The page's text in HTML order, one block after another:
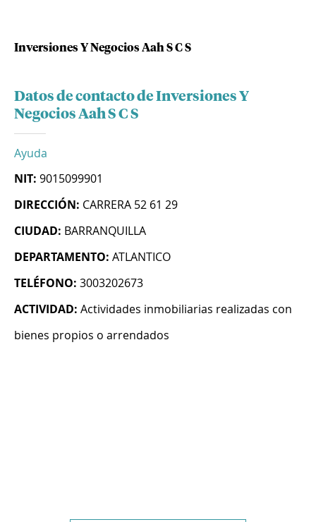
Inversiones Y Negocios Aah S C S
Datos de contacto de Inversiones Y
Negocios Aah S C S
Ayuda
NIT: 9015099901
DIRECCIÓN: CARRERA 52 61 29
CIUDAD: BARRANQUILLA
DEPARTAMENTO: ATLANTICO
TELÉFONO: 3003202673
ACTIVIDAD: Actividades inmobiliarias realizadas con
bienes propios o arrendados